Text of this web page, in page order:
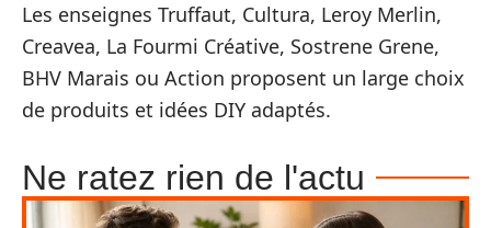
Les enseignes Truffaut, Cultura, Leroy Merlin,
Creavea, La Fourmi Créative, Sostrene Grene,
BHV Marais ou Action proposent un large choix
de produits et idées DIY adaptés.
Ne ratez rien de l'actu